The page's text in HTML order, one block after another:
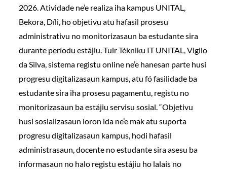
2026. Atividade ne’e realiza iha kampus UNITAL,
Bekora, Díli, ho objetivu atu hafasil prosesu
administrativu no monitorizasaun ba estudante sira
durante períodu estájiu. Tuir Tékniku IT UNITAL, Vigilo
da Silva, sistema registu online ne’e hanesan parte husi
progresu digitalizasaun kampus, atu fó fasilidade ba
estudante sira iha prosesu pagamentu, registu no
monitorizasaun ba estájiu servisu sosial. “Objetivu
husi sosializasaun loron ida ne’e mak atu suporta
progresu digitalizasaun kampus, hodi hafasil
administrasaun, docente no estudante sira asesu ba
informasaun no halo registu estájiu ho lalais no